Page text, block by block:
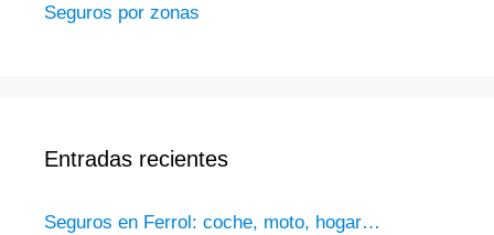
Seguros por zonas
Entradas recientes
Seguros en Ferrol: coche, moto, hogar…